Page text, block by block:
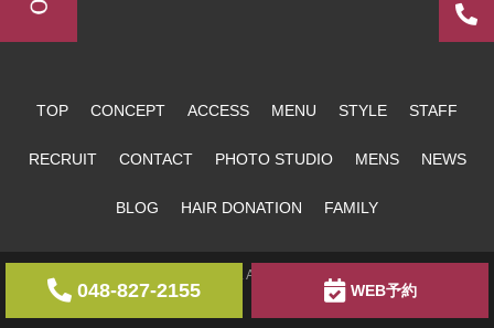
048-827-2155 WEB予約
TOP CONCEPT ACCESS MENU STYLE STAFF
RECRUIT CONTACT PHOTO STUDIO MENS NEWS
BLOG HAIR DONATION FAMILY
copyright MIMURO. All Rights Reserved.